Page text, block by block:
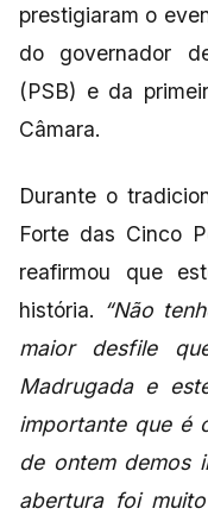
prestigiaram o
do governador
(PSB) e da
Câmara.
Durante o
Forte das Cinco
reafirmou que
história. “Não
maior desfile
Madrugada e
importante que é
de ontem demos
abertura foi